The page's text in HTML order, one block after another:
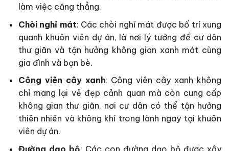
làm việc căng thẳng.
Chòi nghỉ mát: Các chòi nghỉ mát được bố trí xung
quanh khuôn viên dự án, là nơi lý tưởng để cư dân
thư giãn và tận hưởng không gian xanh mát cùng
gia đình và bạn bè.
Công viên cây xanh: Công viên cây xanh không
chỉ mang lại vẻ đẹp cảnh quan mà còn cung cấp
không gian thư giãn, nơi cư dân có thể tận hưởng
thiên nhiên và không khí trong lành ngay tại khuôn
viên dự án.
Đường dạo bộ: Các con đường dạo bộ được xây